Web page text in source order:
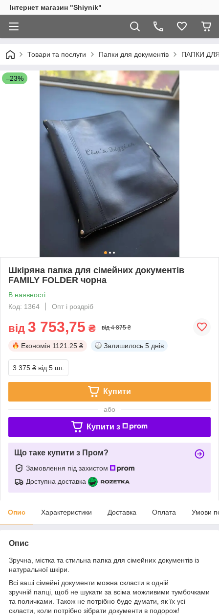
Інтернет магазин "Shiynik"
Товари та послуги Папки для документів ПАПКИ
–23%
Шкіряна папка для сімейних документів
FAMILY FOLDER чорна
В наявності
Код: 1364
Опт і роздріб
від 3 753,75 ₴ від 4 875 ₴
Економія 1121.25 ₴ Залишилось 5 днів
3 375 ₴ від 5 шт.
Купити
або
Купити з
Що таке купити з Пром?
Замовлення під захистом
Доступна доставка
Опис Характеристики Доставка Оплата Умови
Опис
Зручна, містка та стильна папка для сімейних документів із
натуральної шкіри.
Всі ваші сімейні документи можна скласти в одній
зручній папці, щоб не шукати за всіма можливими тумбочками
та поличками. Також не потрібно буде думати, як їх усі
скласти, коли потрібно зібрати документи в подорож!